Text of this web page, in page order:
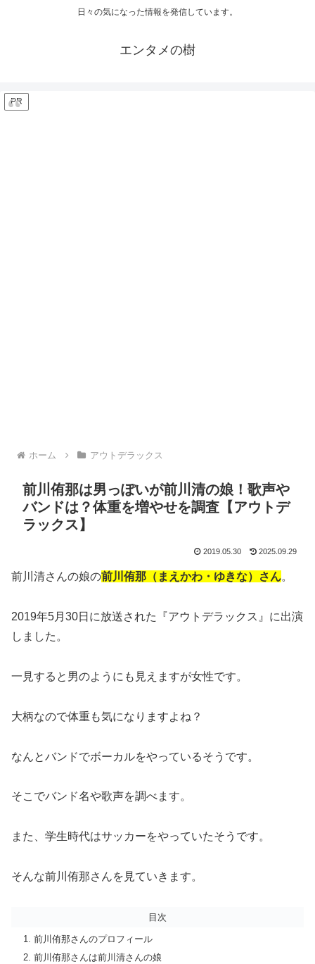
日々の気になった情報を発信しています。
エンタメの樹
PR
ホーム アウトデラックス
前川侑那は男っぽいが前川清の娘！歌声や
バンドは？体重を増やせを調査【アウトデ
ラックス】
2019.05.30 2025.09.29
前川清さんの娘の前川侑那（まえかわ・ゆきな）さん。
2019年5月30日に放送された『アウトデラックス』に出演
しました。
一見すると男のようにも見えますが女性です。
大柄なので体重も気になりますよね？
なんとバンドでボーカルをやっているそうです。
そこでバンド名や歌声を調べます。
また、学生時代はサッカーをやっていたそうです。
そんな前川侑那さんを見ていきます。
目次
前川侑那さんのプロフィール
前川侑那さんは前川清さんの娘